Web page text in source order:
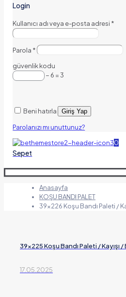
Login
Kullanıcı adı veya e-posta adresi *
Parola *
güvenlik kodu
− 6 = 3
Beni hatırla Giriş Yap
Parolanızı mı unuttunuz?
0
Sepet
Anasayfa
KOŞU BANDI PALET
39×226 Koşu Bandı Paleti /
39×225 Koşu Bandı Paleti / Kayışı /
17.05.2025